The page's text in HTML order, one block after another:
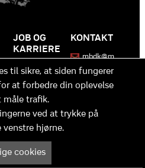
JOB OG
KARRIERE
Bliv en del
af MBDK
Vores
team
Praktik
udvikling
KONTAKT
mbdk@m
– under MBDK Holding ApS. Tilmeldt
til sikre, at siden fungerer
at forbedre din oplevelse
måle trafik.
ved at trykke på
hjørne.
cookies